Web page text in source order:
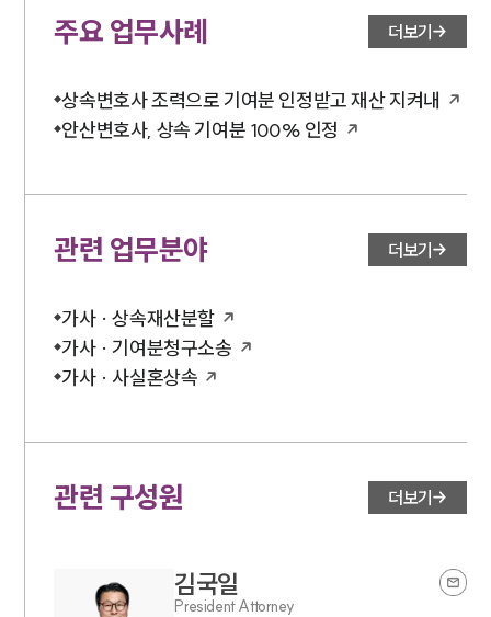
주요 업무사례 더보기
상속변호사 조력으로 기여분 인정받고 재산 지켜내
안산변호사, 상속 기여분 100% 인정
관련 업무분야 더보기
가사 · 상속재산분할
가사 · 기여분청구소송
가사 · 사실혼상속
관련 구성원 더보기
김국일
President Attorney